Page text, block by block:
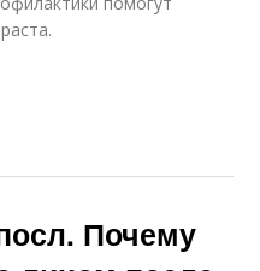
Почему